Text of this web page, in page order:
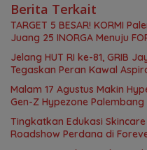
Berita Terkait
TARGET 5 BESAR! KORMI
Juang 25 INORGA Menuju
Jelang HUT RI ke-81, GRIB
Tegaskan Peran Kawal
Malam 17 Agustus Makin
Gen-Z Hypezone Palembang
Tingkatkan Edukasi Skincare
Roadshow Perdana di